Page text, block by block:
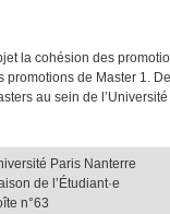
la cohésion des
de Master 1.
au sein de
Paris Nanterre
de l’Étudiant·e
n°63